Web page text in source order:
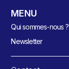
MENU
Qui sommes-nous ?
Newsletter